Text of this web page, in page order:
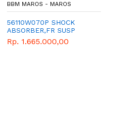
BBM MAROS - MAROS
56110W070P SHOCK
ABSORBER,FR SUSP
Rp. 1.665.000,00